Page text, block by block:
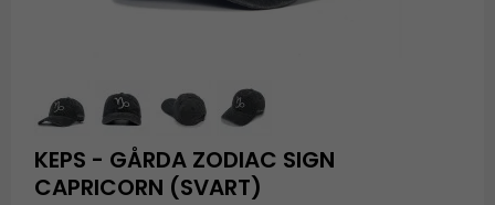
KEPS - GÅRDA ZODIAC SIGN
CAPRICORN (SVART)